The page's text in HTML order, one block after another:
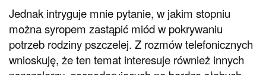
Jednak intryguje mnie pytanie, w jakim stopniu
można syropem zastąpić miód w pokrywaniu
potrzeb rodziny pszczelej. Z rozmów telefonicznych
wnioskuję, że ten temat interesuje również innych